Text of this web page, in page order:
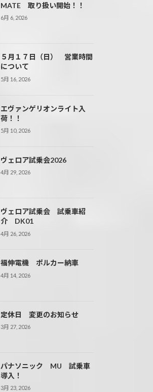
MATE 取り扱い開始！！
6月 6, 2026
５月１７日（日） 営業時間
について
5月 16, 2026
エヴァンゲリオンライト入
荷！！
5月 10, 2026
ヴェロア試乗会2026
4月 29, 2026
ヴェロア試乗会 試乗車紹
介 DK01
4月 26, 2026
福伸電機 ポルカー納車
4月 14, 2026
定休日 変更のお知らせ
3月 27, 2026
パナソニック MU 試乗車
導入！
3月 23, 2026